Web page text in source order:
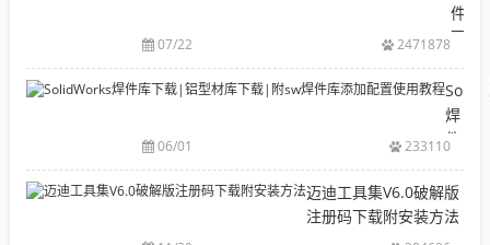
件
下
目
录
机
械
软
07/22 2471878
焊
件
下
载|
06/01 233110
迈迪工具集V6.0破解版
注册码下载附安装方法